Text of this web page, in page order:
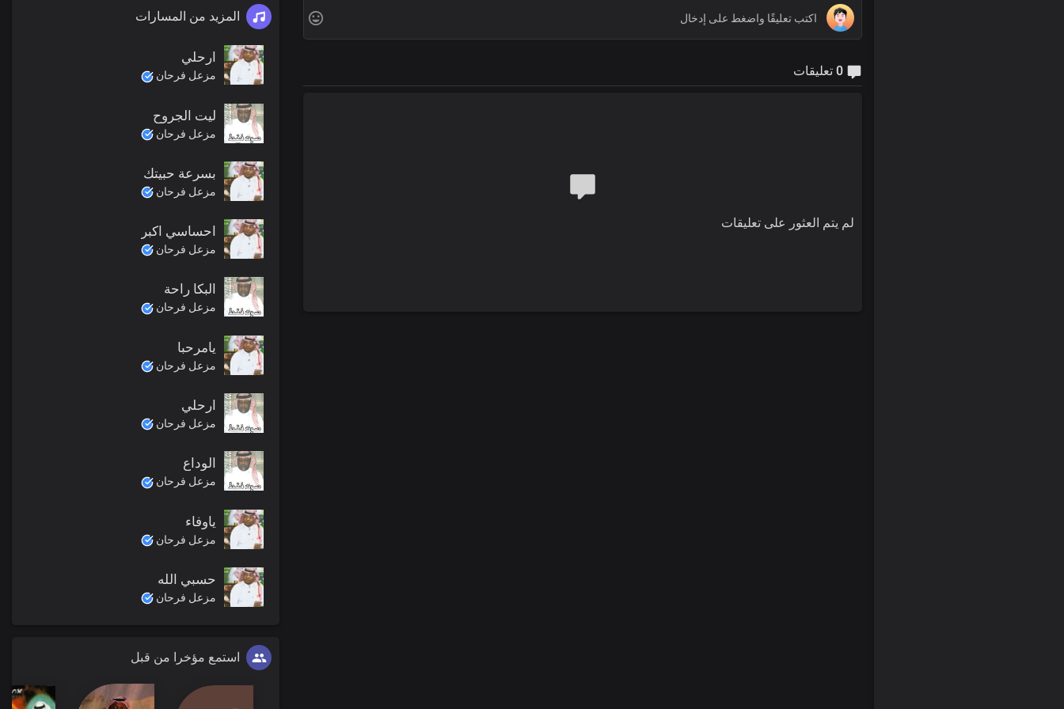
لم يتم العثور على تعليقات
المزيد من المسارات
ارحلي
مزعل فرحان
ليت الجروح
مزعل فرحان
بسرعة حبيتك
مزعل فرحان
احساسي اكبر
مزعل فرحان
البكا راحة
مزعل فرحان
يامرحبا
مزعل فرحان
ارحلي
مزعل فرحان
الوداع
مزعل فرحان
ياوفاء
مزعل فرحان
حسبي الله
مزعل فرحان
استمع مؤخرا من قبل